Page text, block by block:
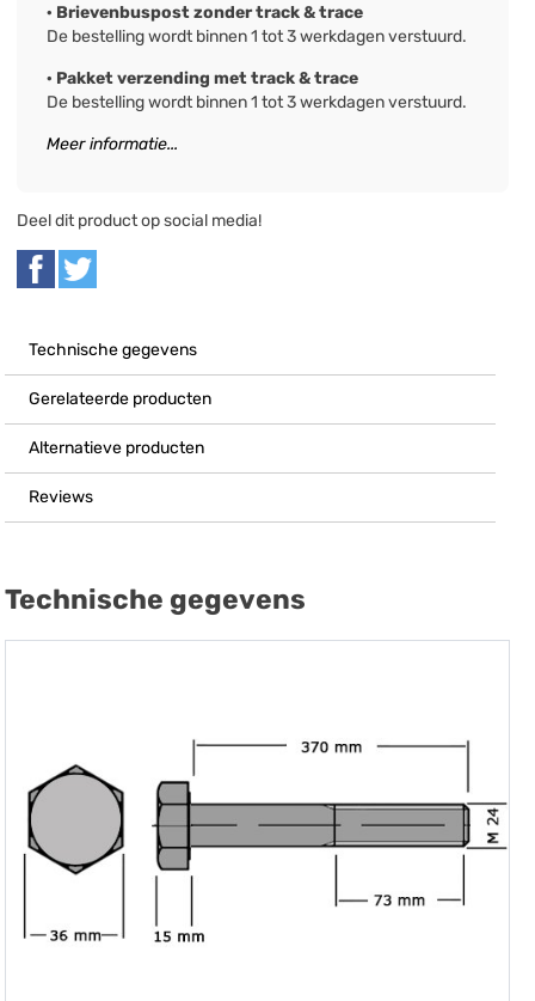
· Brievenbuspost zonder track & trace
De bestelling wordt binnen 1 tot 3 werkdagen verstuurd.
· Pakket verzending met track & trace
De bestelling wordt binnen 1 tot 3 werkdagen verstuurd.
Meer informatie...
Deel dit product op social media!
Technische gegevens
Gerelateerde producten
Alternatieve producten
Reviews
Technische gegevens